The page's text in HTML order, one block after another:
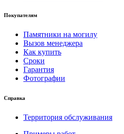
Покупателям
Памятники на могилу
Вызов менеджера
Как купить
Сроки
Гарантия
Фотографии
Справка
Территория обслуживания